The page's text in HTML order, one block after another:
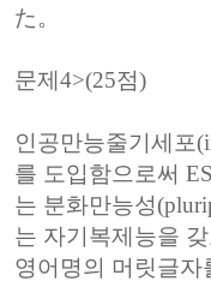
た。
문제4>(25점)
인공만능줄기세포
를 도입함으로써
는 분화만능성
는 자기복제능을
영어명의 머릿글자